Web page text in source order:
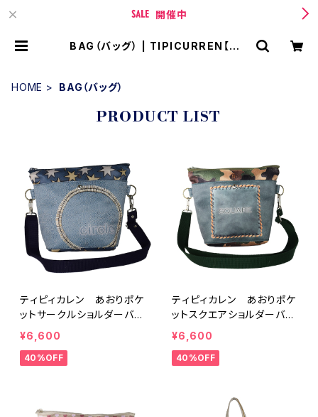
開催中
BAG（バッグ） | TIPICURREN【ティ
HOME BAG（バッグ）
PRODUCT LIST
ティピィカレン あおりポケ
ットサークルショルダーバッ
グ
¥6,600
40%OFF
ティピィカレン あおりポケ
ットスクエアショルダーバッ
グ
¥6,600
40%OFF